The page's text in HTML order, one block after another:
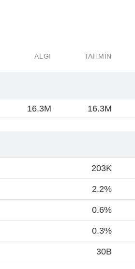
ALGI TAHMIN
16.3M 16.3M
203K
2.2%
0.6%
0.3%
30B